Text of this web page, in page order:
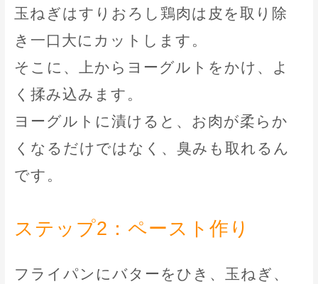
玉ねぎはすりおろし鶏肉は皮を取り除
き一口大にカットします。
そこに、上からヨーグルトをかけ、よ
く揉み込みます。
ヨーグルトに漬けると、お肉が柔らか
くなるだけではなく、臭みも取れるん
です。
ステップ2：ペースト作り
フライパンにバターをひき、玉ねぎ、